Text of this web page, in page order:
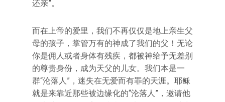
还亲”。
而在上帝的爱里，我们不再仅仅是地上亲生父
母的孩子，掌管万有的神成了我们的父！无论
你是佣人或者身体有残疾，都被神给予无差别
的尊贵身份，成为天父的儿女。我们本是一
群“沦落人”，迷失在无爱而有罪的天涯。耶稣
就是来靠近那些被边缘化的“沦落人”，邀请他